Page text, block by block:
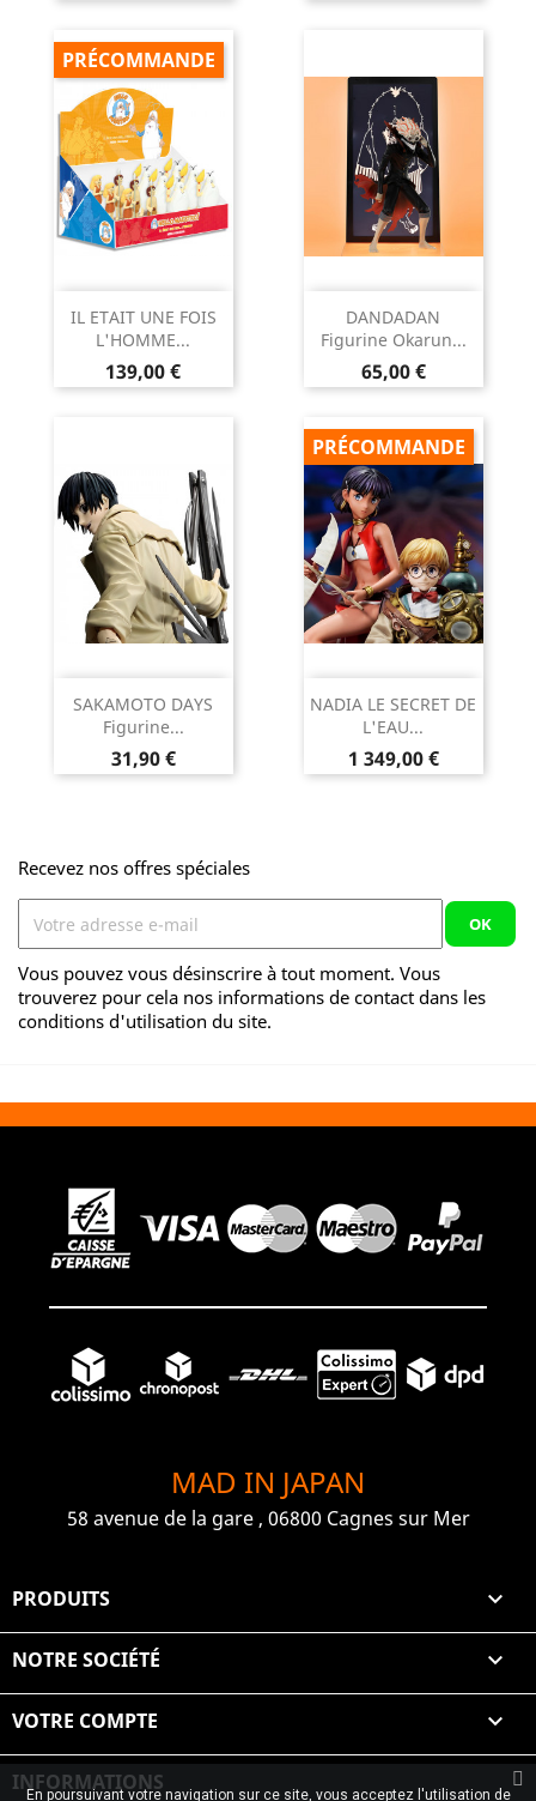
IL ETAIT UNE FOIS
L'HOMME...
Prix
139,00 €
PRÉCOMMANDE
DANDADAN
Figurine Okarun...
Prix
65,00 €
SAKAMOTO DAYS
Figurine...
Prix
31,90 €
NADIA LE SECRET DE
L'EAU...
Prix
1 349,00 €
PRÉCOMMANDE
Recevez nos offres spéciales
Vous pouvez vous désinscrire à tout moment. Vous
trouverez pour cela nos informations de contact dans les
conditions d'utilisation du site.
MAD IN JAPAN
58 avenue de la gare , 06800 Cagnes sur Mer
PRODUITS 
NOTRE SOCIÉTÉ 
VOTRE COMPTE 
INFORMATIONS
En poursuivant votre navigation sur ce site, vous acceptez l'utilisation de